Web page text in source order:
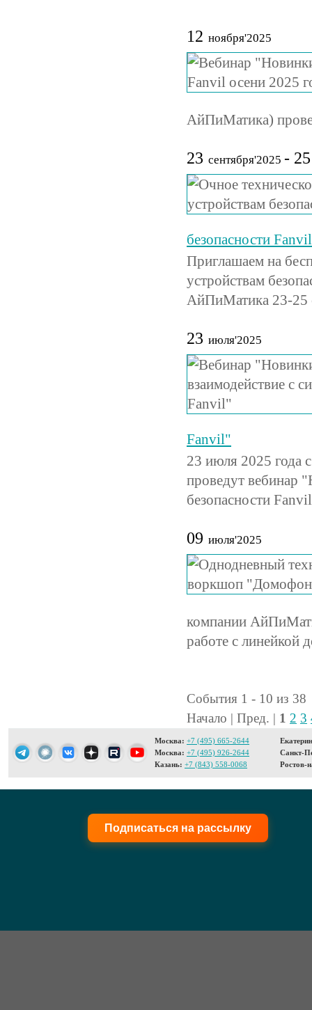
12 ноября'2025
АйПиМатика)
23 сентября'2025 - 25
безопасности
Приглашаем на
устройствам
АйПиМатика 23-25
23 июля'2025
Fanvil"
23 июля 2025 года
проведут вебинар
безопасности
09 июля'2025
компании
работе с
События 1 - 10 из 38
Начало | Пред. | 1 2 3
Москва: +7 (495) 665-2644
Москва: +7 (495) 926-2644
Казань: +7 (843) 558-0068
Санкт-
Ростов-
Подписаться на рассылку